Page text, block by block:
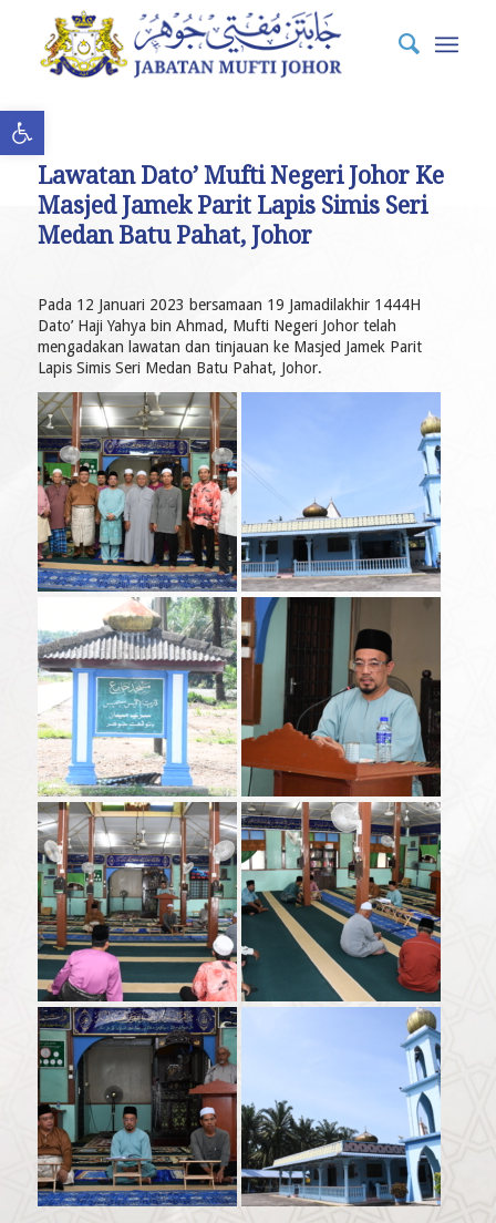
Open toolbar
Lawatan Dato’ Mufti Negeri Johor Ke
Masjed Jamek Parit Lapis Simis Seri
Medan Batu Pahat, Johor
Pada 12 Januari 2023 bersamaan 19 Jamadilakhir 1444H
Dato’ Haji Yahya bin Ahmad, Mufti Negeri Johor telah
mengadakan lawatan dan tinjauan ke Masjed Jamek Parit
Lapis Simis Seri Medan Batu Pahat, Johor.